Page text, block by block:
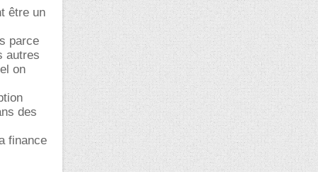
être un
parce
autres
on
des
finance